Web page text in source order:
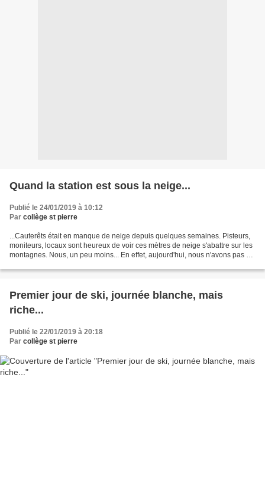
Quand la station est sous la neige...
Publié le 24/01/2019 à 10:12
Par collège st pierre
...Cauterêts était en manque de neige depuis quelques semaines. Pisteurs,
moniteurs, locaux sont heureux de voir ces mètres de neige s'abattre sur les
montagnes. Nous, un peu moins... En effet, aujourd'hui, nous n'avons pas pu
Premier jour de ski, journée blanche, mais
riche...
Publié le 22/01/2019 à 20:18
Par collège st pierre